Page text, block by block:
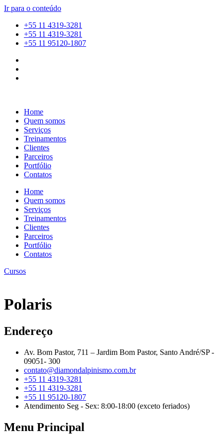
Ir para o conteúdo
+55 11 4319-3281
+55 11 4319-3281
+55 11 95120-1807
Home
Quem somos
Serviços
Treinamentos
Clientes
Parceiros
Portfólio
Contatos
Home
Quem somos
Serviços
Treinamentos
Clientes
Parceiros
Portfólio
Contatos
Cursos
Polaris
Endereço
Av. Bom Pastor, 711 – Jardim Bom Pastor, Santo André/SP -
09051- 300
contato@diamondalpinismo.com.br
+55 11 4319-3281
+55 11 4319-3281
+55 11 95120-1807
Atendimento Seg - Sex: 8:00-18:00 (exceto feriados)
Menu Principal